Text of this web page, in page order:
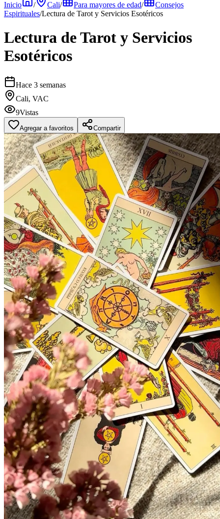
Inicio / Cali/ Para mayores de edad/
Consejos
Espirituales/Lectura de Tarot y Servicios Esotéricos
Lectura de Tarot y Servicios
Esotéricos
Hace 3 semanas
Cali, VAC
9Vistas
Agregar a favoritos Compartir